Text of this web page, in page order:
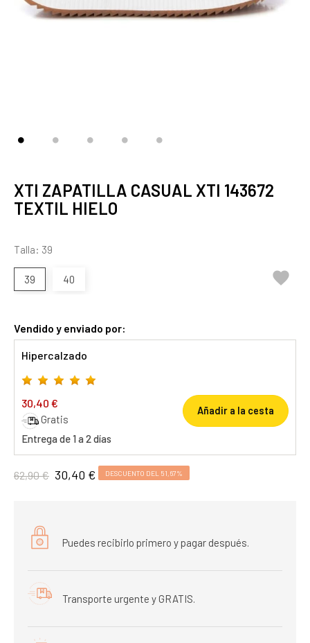
XTI ZAPATILLA CASUAL XTI 143672
TEXTIL HIELO
Talla: 39
39 40 
Vendido y enviado por:
Hipercalzado
30,40 €
Gratis
Entrega de 1 a 2 días
Añadir a la cesta
62,90 € 30,40 € DESCUENTO DEL 51,67%
Puedes recibirlo primero y pagar después.
Transporte urgente y GRATIS.